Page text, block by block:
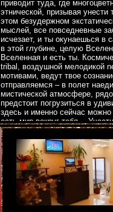
приводит туда, где
этнической, призывая
этом безудержном
мыслей, все повседневные
исчезает, и ты окунаешься в
в этой глубине, целую
Вселенная и есть ты.
tribal, воздушной мелодикой
мотивами, ведут твое
отправляемся – в полет
мистической атмосфере,
предстоит погрузиться в
здесь и именно сейчас
есть мир вокруг тебя…
InnerSun
Satori
Театр огня Sansara
Театр на ходулях
Каждый из вас
Начало карнавального
Центрального Универмага
проведения Tribal Goa
House.